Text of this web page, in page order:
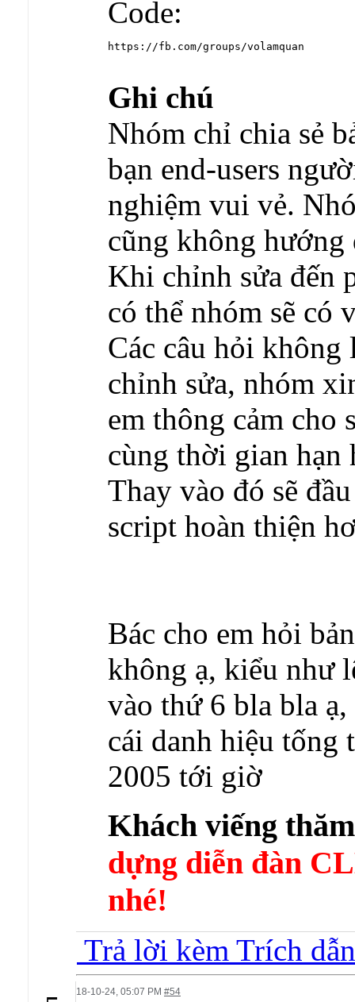
Code:
https://fb.com/groups/volamquan
Ghi chú
Nhóm chỉ chia sẻ
bạn end-users
nghiệm vui vẻ.
cũng không hướng
Khi chỉnh sửa đến
có thể nhóm sẽ có
Các câu hỏi không
chỉnh sửa, nhóm
em thông cảm
cùng thời gian hạn
Thay vào đó sẽ
script hoàn thiện
Bác cho em hỏi
không ạ, kiểu như
vào thứ 6 bla bla
cái danh hiệu
2005 tới giờ
Khách viếng
dựng diễn đàn
nhé!
Trả lời kèm Trích dẫn
18-10-24, 05:07 PM #54